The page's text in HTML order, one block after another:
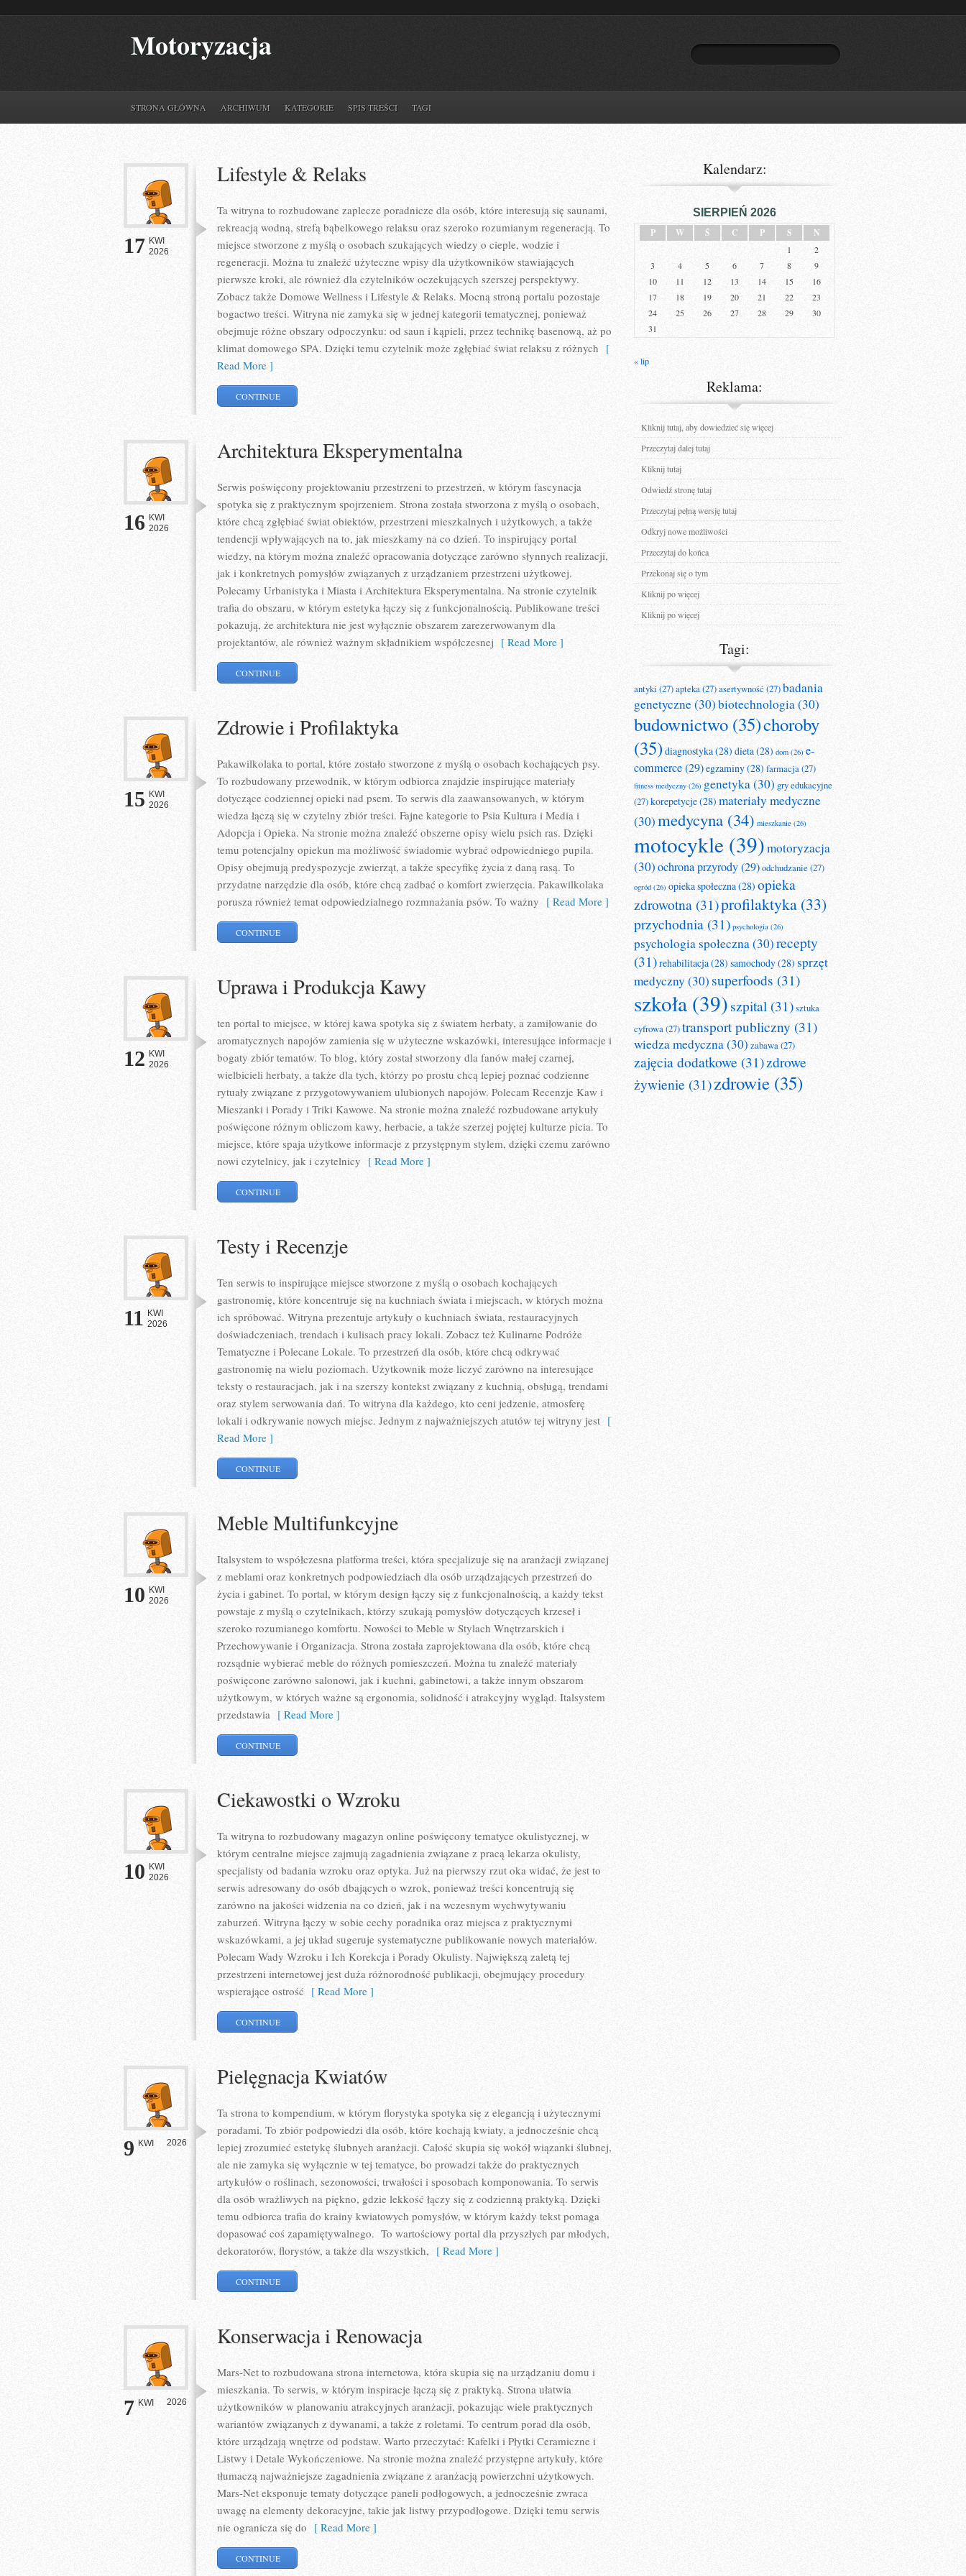
Motoryzacja
STRONA GŁÓWNA ARCHIWUM KATEGORIE SPIS TREŚCI TAGI
17 KWI
2026
Lifestyle & Relaks
Ta witryna to rozbudowane zaplecze poradnicze dla osób, które interesują się saunami,
rekreacją wodną, strefą bąbelkowego relaksu oraz szeroko rozumianym regeneracją. To
miejsce stworzone z myślą o osobach szukających wiedzy o cieple, wodzie i
regeneracji. Można tu znaleźć użyteczne wpisy dla użytkowników stawiających
pierwsze kroki, ale również dla czytelników oczekujących szerszej perspektywy.
Zobacz także Domowe Wellness i Lifestyle & Relaks. Mocną stroną portalu pozostaje
bogactwo treści. Witryna nie zamyka się w jednej kategorii tematycznej, ponieważ
obejmuje różne obszary odpoczynku: od saun i kąpieli, przez technikę basenową, aż po
klimat domowego SPA. Dzięki temu czytelnik może zgłębiać świat relaksu z różnych [
Read More ]
CONTINUE
16 KWI
2026
Architektura Eksperymentalna
Serwis poświęcony projektowaniu przestrzeni to przestrzeń, w którym fascynacja
spotyka się z praktycznym spojrzeniem. Strona została stworzona z myślą o osobach,
które chcą zgłębiać świat obiektów, przestrzeni mieszkalnych i użytkowych, a także
tendencji wpływających na to, jak mieszkamy na co dzień. To inspirujący portal
wiedzy, na którym można znaleźć opracowania dotyczące zarówno słynnych realizacji,
jak i konkretnych pomysłów związanych z urządzaniem przestrzeni użytkowej.
Polecamy Urbanistyka i Miasta i Architektura Eksperymentalna. Na stronie czytelnik
trafia do obszaru, w którym estetyka łączy się z funkcjonalnością. Publikowane treści
pokazują, że architektura nie jest wyłącznie obszarem zarezerwowanym dla
projektantów, ale również ważnym składnikiem współczesnej [ Read More ]
CONTINUE
15 KWI
2026
Zdrowie i Profilaktyka
Pakawilkolaka to portal, które zostało stworzone z myślą o osobach kochających psy.
To rozbudowany przewodnik, w którym odbiorca znajdzie inspirujące materiały
dotyczące codziennej opieki nad psem. To serwis dla zaawansowanych, w którym
wiedza łączą się w czytelny zbiór treści. Fajne kategorie to Psia Kultura i Media i
Adopcja i Opieka. Na stronie można znaleźć obszerne opisy wielu psich ras. Dzięki
temu potencjalny opiekun ma możliwość świadomie wybrać odpowiedniego pupila.
Opisy obejmują predyspozycje zwierząt, a także specyfikę życia z daną rasą. To
przydatne narzędzie dla osób, które chcą zadbać o komfort zwierzęcia. Pakawilkolaka
porusza również temat odpowiedzialnego rozmnażania psów. To ważny [ Read More ]
CONTINUE
12 KWI
2026
Uprawa i Produkcja Kawy
ten portal to miejsce, w której kawa spotyka się z światem herbaty, a zamiłowanie do
aromatycznych napojów zamienia się w użyteczne wskazówki, interesujące informacje i
bogaty zbiór tematów. To blog, który został stworzony dla fanów małej czarnej,
wielbicieli herbaty, a także dla tych, którzy po prostu chcą lepiej poznać codzienne
rytuały związane z przygotowywaniem ulubionych napojów. Polecam Recenzje Kaw i
Mieszanki i Porady i Triki Kawowe. Na stronie można znaleźć rozbudowane artykuły
poświęcone różnym obliczom kawy, herbacie, a także szerzej pojętej kulturze picia. To
miejsce, które spaja użytkowe informacje z przystępnym stylem, dzięki czemu zarówno
nowi czytelnicy, jak i czytelnicy [ Read More ]
CONTINUE
11 KWI
2026
Testy i Recenzje
Ten serwis to inspirujące miejsce stworzone z myślą o osobach kochających
gastronomię, które koncentruje się na kuchniach świata i miejscach, w których można
ich spróbować. Witryna prezentuje artykuły o kuchniach świata, restauracyjnych
doświadczeniach, trendach i kulisach pracy lokali. Zobacz też Kulinarne Podróże
Tematyczne i Polecane Lokale. To przestrzeń dla osób, które chcą odkrywać
gastronomię na wielu poziomach. Użytkownik może liczyć zarówno na interesujące
teksty o restauracjach, jak i na szerszy kontekst związany z kuchnią, obsługą, trendami
oraz stylem serwowania dań. To witryna dla każdego, kto ceni jedzenie, atmosferę
lokali i odkrywanie nowych miejsc. Jednym z najważniejszych atutów tej witryny jest [
Read More ]
CONTINUE
10 KWI
2026
Meble Multifunkcyjne
Italsystem to współczesna platforma treści, która specjalizuje się na aranżacji związanej
z meblami oraz konkretnych podpowiedziach dla osób urządzających przestrzeń do
życia i gabinet. To portal, w którym design łączy się z funkcjonalnością, a każdy tekst
powstaje z myślą o czytelnikach, którzy szukają pomysłów dotyczących krzeseł i
szeroko rozumianego komfortu. Nowości to Meble w Stylach Wnętrzarskich i
Przechowywanie i Organizacja. Strona została zaprojektowana dla osób, które chcą
rozsądnie wybierać meble do różnych pomieszczeń. Można tu znaleźć materiały
poświęcone zarówno salonowi, jak i kuchni, gabinetowi, a także innym obszarom
użytkowym, w których ważne są ergonomia, solidność i atrakcyjny wygląd. Italsystem
przedstawia [ Read More ]
CONTINUE
10 KWI
2026
Ciekawostki o Wzroku
Ta witryna to rozbudowany magazyn online poświęcony tematyce okulistycznej, w
którym centralne miejsce zajmują zagadnienia związane z pracą lekarza okulisty,
specjalisty od badania wzroku oraz optyka. Już na pierwszy rzut oka widać, że jest to
serwis adresowany do osób dbających o wzrok, ponieważ treści koncentrują się
zarówno na jakości widzenia na co dzień, jak i na wczesnym wychwytywaniu
zaburzeń. Witryna łączy w sobie cechy poradnika oraz miejsca z praktycznymi
wskazówkami, a jej układ sugeruje systematyczne publikowanie nowych materiałów.
Polecam Wady Wzroku i Ich Korekcja i Porady Okulisty. Największą zaletą tej
przestrzeni internetowej jest duża różnorodność publikacji, obejmujący procedury
wspierające ostrość [ Read More ]
CONTINUE
9 KWI 2026
Pielęgnacja Kwiatów
Ta strona to kompendium, w którym florystyka spotyka się z elegancją i użytecznymi
poradami. To zbiór podpowiedzi dla osób, które kochają kwiaty, a jednocześnie chcą
lepiej zrozumieć estetykę ślubnych aranżacji. Całość skupia się wokół wiązanki ślubnej,
ale nie zamyka się wyłącznie w tej tematyce, bo prowadzi także do praktycznych
artykułów o roślinach, sezonowości, trwałości i sposobach komponowania. To serwis
dla osób wrażliwych na piękno, gdzie lekkość łączy się z codzienną praktyką. Dzięki
temu odbiorca trafia do krainy kwiatowych pomysłów, w którym każdy tekst pomaga
dopasować coś zapamiętywalnego. To wartościowy portal dla przyszłych par młodych,
dekoratorów, florystów, a także dla wszystkich, [ Read More ]
CONTINUE
7 KWI 2026
Konserwacja i Renowacja
Mars-Net to rozbudowana strona internetowa, która skupia się na urządzaniu domu i
mieszkania. To serwis, w którym inspiracje łączą się z praktyką. Strona ułatwia
użytkowników w planowaniu atrakcyjnych aranżacji, pokazując wiele praktycznych
wariantów związanych z dywanami, a także z roletami. To centrum porad dla osób,
które urządzają wnętrze od podstaw. Warto przeczytać: Kafelki i Płytki Ceramiczne i
Listwy i Detale Wykończeniowe. Na stronie można znaleźć przystępne artykuły, które
tłumaczą najważniejsze zagadnienia związane z aranżacją powierzchni użytkowych.
Mars-Net eksponuje tematy dotyczące paneli podłogowych, a jednocześnie zwraca
uwagę na elementy dekoracyjne, takie jak listwy przypodłogowe. Dzięki temu serwis
nie ogranicza się do [ Read More ]
CONTINUE
Kalendarz:
SIERPIEŃ 2026
P
W Ś C P S N
1
2
3
4 5 6 7 8
9
10
11 12 13 14 15
16
17
18 19 20 21 22
23
24
25 26 27 28 29
30
31
« lip
Reklama:
Kliknij tutaj, aby dowiedzieć się więcej
Przeczytaj dalej tutaj
Kliknij tutaj
Odwiedź stronę tutaj
Przeczytaj pełną wersję tutaj
Odkryj nowe możliwości
Przeczytaj do końca
Przekonaj się o tym
Kliknij po więcej
Kliknij po więcej
Tagi:
antyki(27)apteka(27)asertywność(27)badania
genetyczne(30)biotechnologia(30)
budownictwo (35)choroby
(35) diagnostyka(28) dieta(28) dom (26) e-
commerce(29)egzaminy(28) farmacja(27)
fitness medyczny (26) genetyka(30) gry edukacyjne
(27)korepetycje(28) materiały medyczne
(30)medycyna (34) mieszkanie (26)
motocykle (39)motoryzacja
(30)ochrona przyrody(29)odchudzanie(27)
ogród (26) opieka społeczna(28) opieka
zdrowotna (31)profilaktyka (33)
przychodnia (31) psychologia (26)
psychologia społeczna(30)recepty
(31)rehabilitacja(28) samochody(28) sprzęt
medyczny (30) superfoods (31)
szkoła (39)szpital (31)sztuka
cyfrowa(27)transport publiczny (31)
wiedza medyczna(30) zabawa(27)
zajęcia dodatkowe (31)zdrowe
żywienie (31)zdrowie (35)